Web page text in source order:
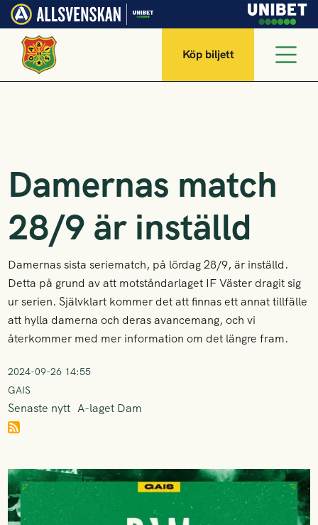
Köp biljett
Damernas match
28/9 är inställd
Damernas sista seriematch, på lördag 28/9, är inställd.
Detta på grund av att motståndarlaget IF Väster dragit sig
ur serien. Självklart kommer det att finnas ett annat tillfälle
att hylla damerna och deras avancemang, och vi
återkommer med mer information om det längre fram.
2024-09-26 14:55
GAIS
Senaste nytt A-laget Dam